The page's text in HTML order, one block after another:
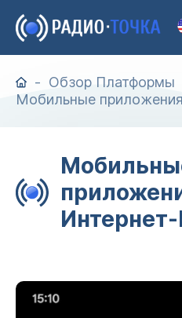
Обзор Платформы
Мобильные